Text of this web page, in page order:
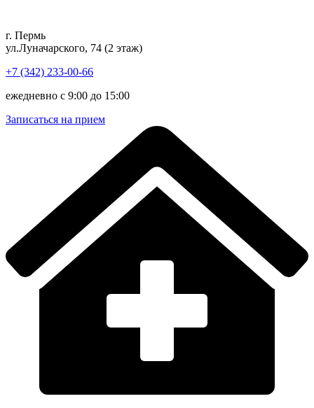
содержимому
г. Пермь
ул.Луначарского, 74 (2 этаж)
+7 (342) 233-00-66
ежедневно с 9:00 до 15:00
Записаться на прием